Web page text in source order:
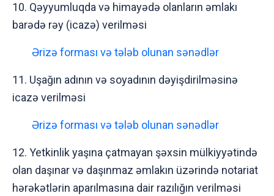
10. Qəyyumluqda və himayədə olanların əmlakı
barədə rəy (icazə) verilməsi
Ərizə forması və tələb olunan sənədlər
11. Uşağın adının və soyadının dəyişdirilməsinə
icazə verilməsi
Ərizə forması və tələb olunan sənədlər
12. Yetkinlik yaşına çatmayan şəxsin mülkiyyətində
olan daşınar və daşınmaz əmlakın üzərində notariat
hərəkətlərin aparılmasına dair razılığın verilməsi